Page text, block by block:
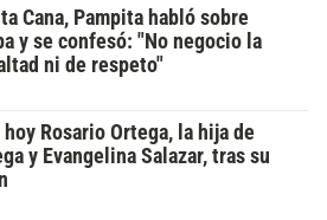
Cana, Pampita habló sobre
y se confesó: "No negocio la
ni de respeto"
Rosario Ortega, la hija de
y Evangelina Salazar, tras su